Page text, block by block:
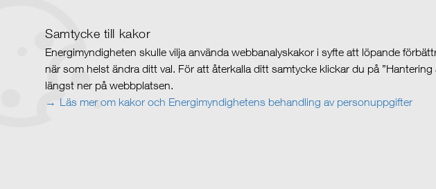
Samtycke till kakor
Energimyndigheten skulle vilja använda webbanalyskakor i syfte att löpande
när som helst ändra ditt val. För att återkalla ditt samtycke klickar du på
längst ner på webbplatsen.
Läs mer om kakor och Energimyndighetens behandling av personuppgifter